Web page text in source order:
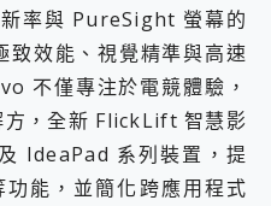
率與 PureSight 螢幕的
致效能、視覺精準與高速
不僅專注於電競體驗，
方，全新 FlickLift 智慧影
IdeaPad 系列裝置，提
能，並簡化跨應用程式